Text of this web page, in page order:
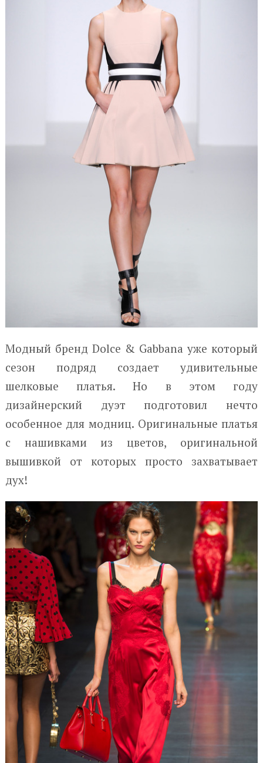
Модный бренд Dolce & Gabbana уже который
сезон подряд создает удивительные
шелковые платья. Но в этом году
дизайнерский дуэт подготовил нечто
особенное для модниц. Оригинальные платья
с нашивками из цветов, оригинальной
вышивкой от которых просто захватывает
дух!